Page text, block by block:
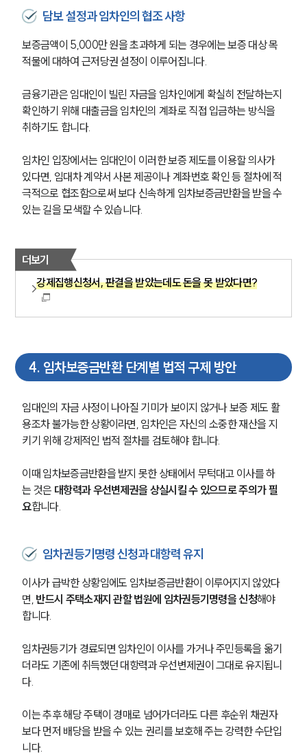
AI대륜
업무사례
사례분석/최신동향
법률정보
법률지식인
업무분야
건설부 업무
구성원 소개
부동산전문변호사
언론보도
공지사항
법률서식
뉴스레터/브로슈어
세미나
대륜법률상담예약
담보 설정과 임차인의 협조 사항
보증금액이 5,000만 원을 초과하게 되는 경우에는 보증 대상 목
적물에 대하여 근저당권 설정이 이루어집니다.
금융기관은 임대인이 빌린 자금을 임차인에게 확실히 전달하는지
확인하기 위해 대출금을 임차인의 계좌로 직접 입금하는 방식을
취하기도 합니다.
임차인 입장에서는 임대인이 이러한 보증 제도를 이용할 의사가
있다면, 임대차 계약서 사본 제공이나 계좌번호 확인 등 절차에 적
극적으로 협조함으로써 보다 신속하게 임차보증금반환을 받을 수
있는 길을 모색할 수 있습니다.
더보기
강제집행신청서, 판결을 받았는데도 돈을 못 받았다면?
4. 임차보증금반환 단계별 법적 구제 방안
임대인의 자금 사정이 나아질 기미가 보이지 않거나 보증 제도 활
용조차 불가능한 상황이라면, 임차인은 자신의 소중한 재산을 지
키기 위해 강제적인 법적 절차를 검토해야 합니다.
이때 임차보증금반환을 받지 못한 상태에서 무턱대고 이사를 하
는 것은 대항력과 우선변제권을 상실시킬 수 있으므로 주의가 필
요합니다.
임차권등기명령 신청과 대항력 유지
이사가 급박한 상황임에도 임차보증금반환이 이루어지지 않았다
면, 반드시 주택소재지 관할 법원에 임차권등기명령을 신청해야
합니다.
임차권등기가 경료되면 임차인이 이사를 가거나 주민등록을 옮기
더라도 기존에 취득했던 대항력과 우선변제권이 그대로 유지됩니
다.
이는 추후 해당 주택이 경매로 넘어가더라도 다른 후순위 채권자
보다 먼저 배당을 받을 수 있는 권리를 보호해 주는 강력한 수단입
니다.